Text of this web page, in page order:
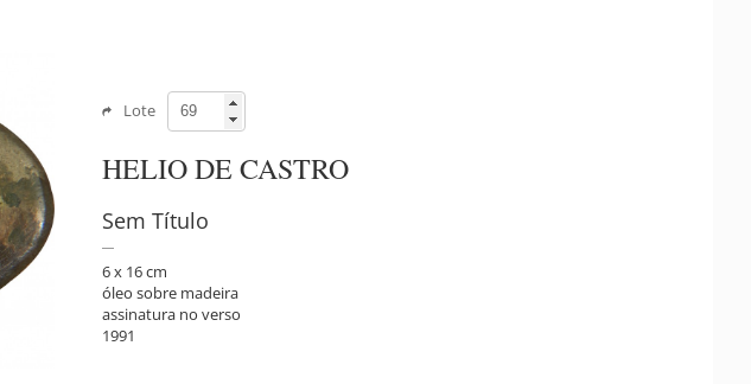
Lote
HELIO DE CASTRO
Sem Título
6 x 16 cm
óleo sobre madeira
assinatura no verso
1991